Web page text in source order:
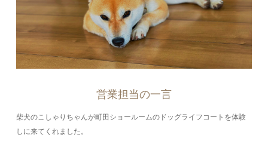
営業担当の一言
柴犬のこしゃりちゃんが町田ショールームのドッグライフコートを体験
しに来てくれました。